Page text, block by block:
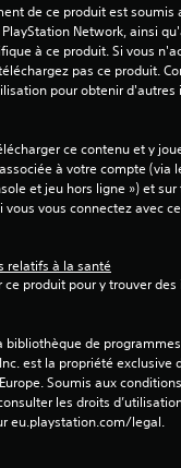
de ce produit est soumis
Network, ainsi
à ce produit. Si vous
pas ce produit.
pour obtenir d'autres
ce contenu et y
à votre compte (via
et jeu hors ligne ») et
vous vous connectez avec
relatifs à la santé
bibliothèque de
est la propriété exclusive
Soumis aux
les droits
eu.playstation.com/legal.